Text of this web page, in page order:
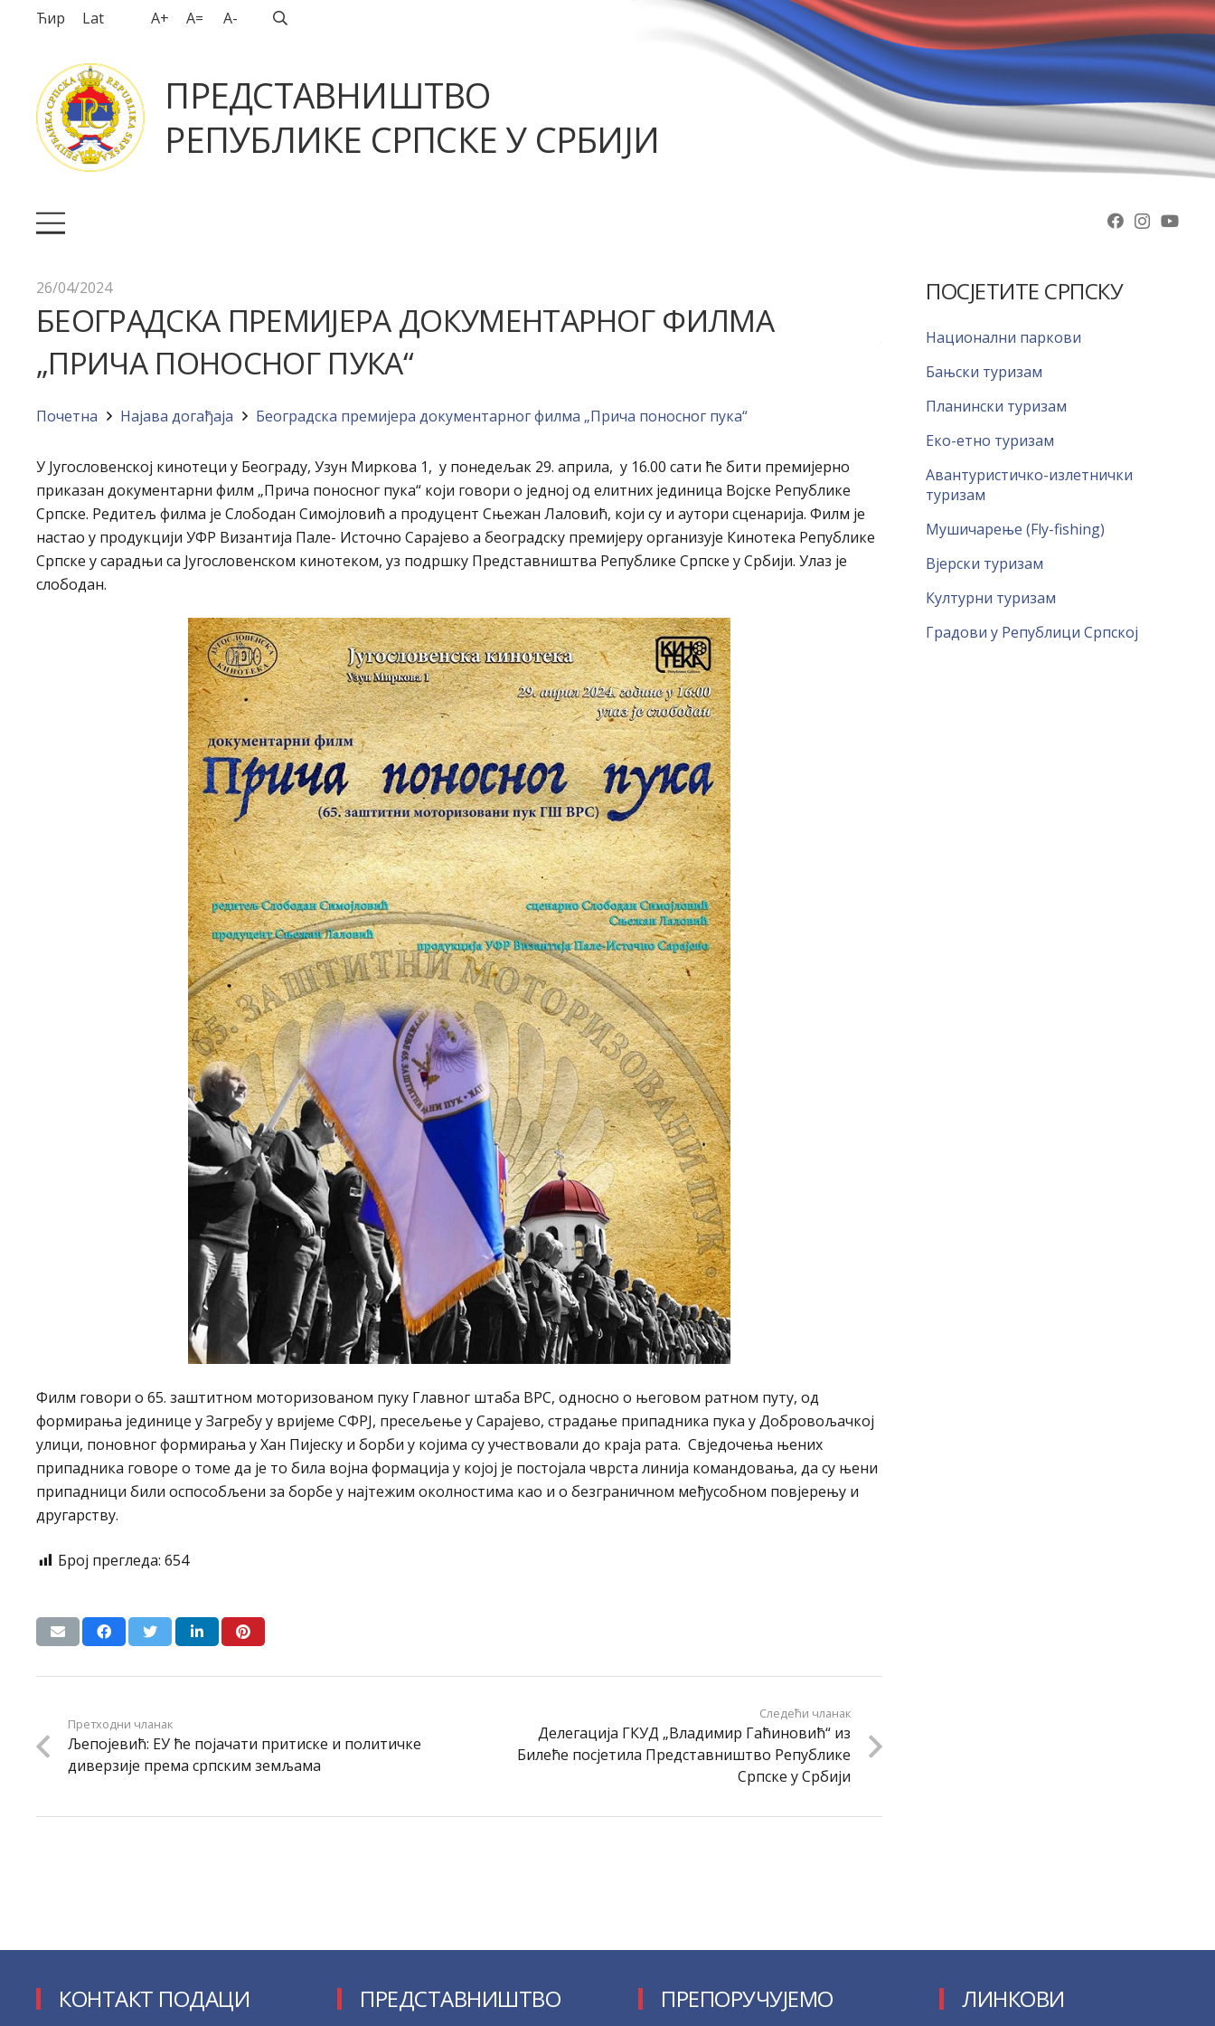
Ћир Lat A+ A= A-
ПРЕДСТАВНИШТВО
РЕПУБЛИКЕ СРПСКЕ У СРБИЈИ
26/04/2024
БЕОГРАДСКА ПРЕМИЈЕРА ДОКУМЕНТАРНОГ ФИЛМА
„ПРИЧА ПОНОСНОГ ПУКА“
Почетна Најава догађајa Београдска премијера документарног филма „Прича поносног пука“
У Југословенској кинотеци у Београду, Узун Миркова 1, у понедељак 29. априла, у 16.00 сати ће бити премијерно
приказан документарни филм „Прича поносног пука“ који говори о једној од елитних јединица Војске Републике
Српске. Редитељ филма је Слободан Симојловић a продуцент Сњежан Лаловић, који су и аутори сценарија. Филм је
настао у продукцији УФР Византија Пале- Источно Сарајево а београдску премијеру организује Кинотека Републике
Српске у сарадњи са Југословенском кинотеком, уз подршку Представништва Републике Српске у Србији. Улаз је
слободан.
Филм говори о 65. заштитном моторизованом пуку Главног штаба ВРС, односно о његовом ратном путу, од
формирања јединице у Загребу у вријеме СФРЈ, пресељење у Сарајево, страдање припадника пука у Добровољачкој
улици, поновног формирања у Хан Пијеску и борби у којима су учествовали до краја рата. Свједочења њених
припадника говоре о томе да је то била војна формација у којој је постојала чврста линија комaндовања, да су њени
припадници били оспособљени за борбе у најтежим околностима као и о безграничном међусобном повјерењу и
другарству.
Број прегледа: 654
Претходни чланак
Љепојевић: ЕУ ће појачати притиске и политичке
диверзије према српским земљама
Следећи чланак
Делегација ГКУД „Владимир Гаћиновић“ из
Билеће посјетила Представништво Републике
Српске у Србији
ПОСЈЕТИТЕ СРПСКУ
Национални паркови
Бањски туризам
Планински туризам
Еко-етно туризам
Авантуристичко-излетнички
туризам
Мушичарење (Fly-fishing)
Вјерски туризам
Културни туризам
Градови у Републици Српској
КОНТАКТ ПОДАЦИ ПРЕДСТАВНИШТВО ПРЕПОРУЧУЈЕМО ЛИНКОВИ